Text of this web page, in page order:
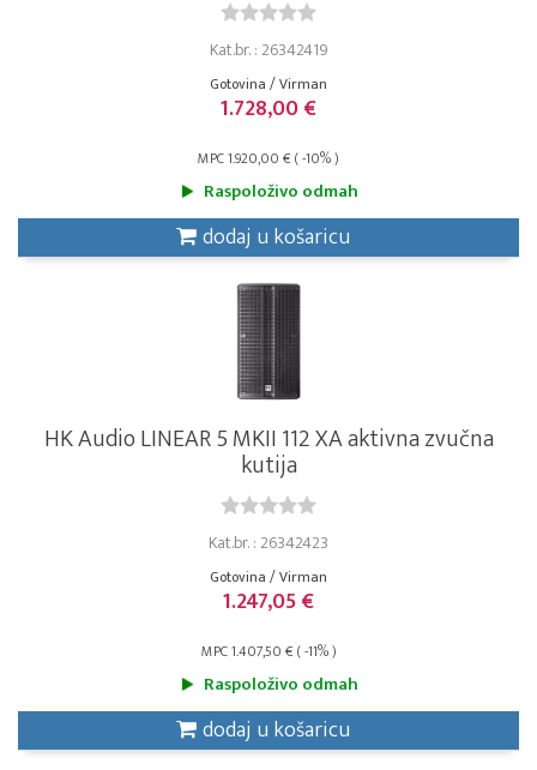
Kat.br. : 26342419
Gotovina / Virman
1.728,00 €
MPC 1.920,00 € ( -10% )
Raspoloživo odmah
dodaj u košaricu
HK Audio LINEAR 5 MKII 112 XA aktivna zvučna
kutija
Kat.br. : 26342423
Gotovina / Virman
1.247,05 €
MPC 1.407,50 € ( -11% )
Raspoloživo odmah
dodaj u košaricu